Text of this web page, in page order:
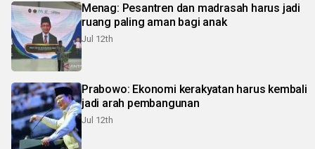
Menag: Pesantren dan madrasah harus jadi
ruang paling aman bagi anak
Jul 12th
Prabowo: Ekonomi kerakyatan harus kembali
jadi arah pembangunan
Jul 12th